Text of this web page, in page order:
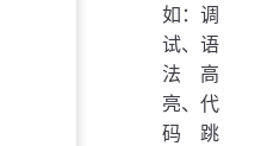
如：调
试、语
法高
亮、代
码跳